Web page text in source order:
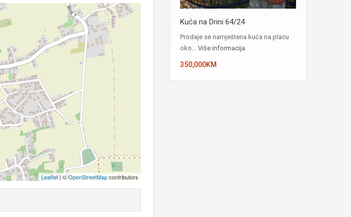
Leaflet | ©OpenStreetMapcontributors
Kuća na Drini 64/24
Prodaje se namještena kuća na placu
oko… Više informacija
350,000KM